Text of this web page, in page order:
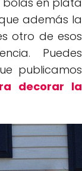
además la
otro de esos
Puedes
publicamos
decorar la